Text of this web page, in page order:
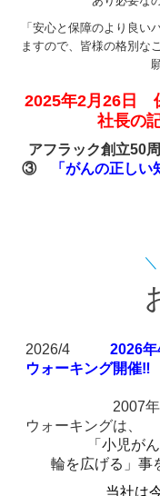
「安心と保障のより良い
ますので、皆様の格別な
2025年2月26日
社長の
アフラック創立50
③
「がんの正し
2026/4
2026
ウォーキング開催‼
2007
ウォーキングは、
「小児がんの
輪を広げる」 事
当社は